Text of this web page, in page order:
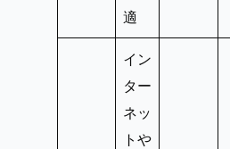
適
イン
ター
ネッ
トや